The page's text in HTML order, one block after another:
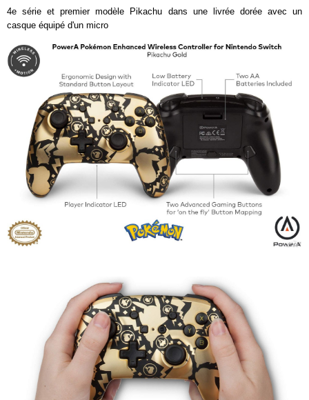
4e série et premier modèle Pikachu dans une livrée dorée avec un
casque équipé d'un micro